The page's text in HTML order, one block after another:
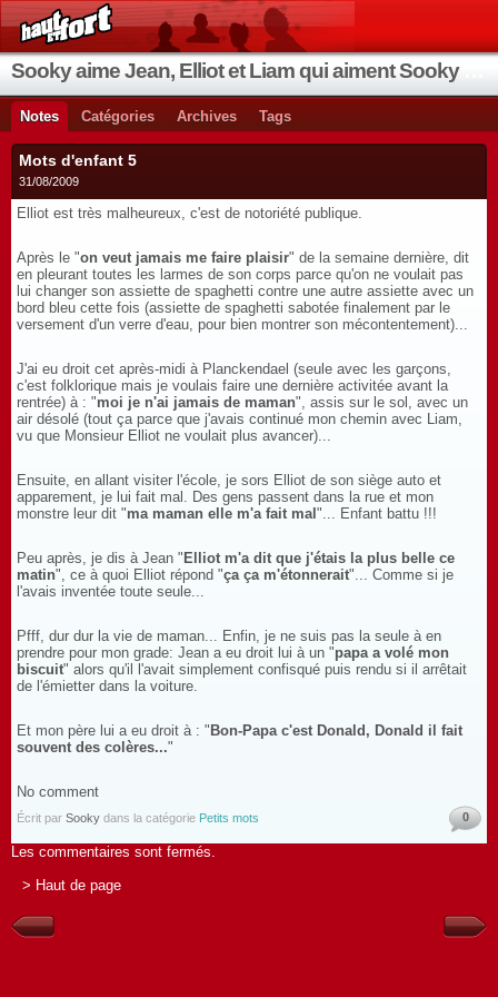
Notes Catégories Archives Tags
Mots d'enfant 5
31/08/2009
Elliot est très malheureux, c'est de notoriété publique.
Après le "on veut jamais me faire plaisir" de la semaine dernière, dit
en pleurant toutes les larmes de son corps parce qu'on ne voulait pas
lui changer son assiette de spaghetti contre une autre assiette avec un
bord bleu cette fois (assiette de spaghetti sabotée finalement par le
versement d'un verre d'eau, pour bien montrer son mécontentement)...
J'ai eu droit cet après-midi à Planckendael (seule avec les garçons,
c'est folklorique mais je voulais faire une dernière activitée avant la
rentrée) à : "moi je n'ai jamais de maman", assis sur le sol, avec un
air désolé (tout ça parce que j'avais continué mon chemin avec Liam,
vu que Monsieur Elliot ne voulait plus avancer)...
Ensuite, en allant visiter l'école, je sors Elliot de son siège auto et
apparement, je lui fait mal. Des gens passent dans la rue et mon
monstre leur dit "ma maman elle m'a fait mal "... Enfant battu !!!
Peu après, je dis à Jean " Elliot m'a dit que j'étais la plus belle ce
matin", ce à quoi Elliot répond "ça ça m'étonnerait"... Comme si je
l'avais inventée toute seule...
Pfff, dur dur la vie de maman... Enfin, je ne suis pas la seule à en
prendre pour mon grade: Jean a eu droit lui à un "papa a volé mon
biscuit" alors qu'il l'avait simplement confisqué puis rendu si il arrêtait
de l'émietter dans la voiture.
Et mon père lui a eu droit à : " Bon-Papa c'est Donald, Donald il fait
souvent des colères..."
No comment
Écrit par Sooky dans la catégorie Petits mots 0
Les commentaires sont fermés.
> Haut de page